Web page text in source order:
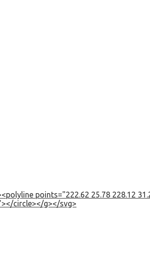
points="222.62 25.78 228.12
circle></g></svg>